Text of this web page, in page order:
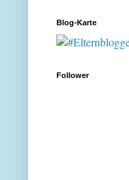
Blog-Karte
Follower